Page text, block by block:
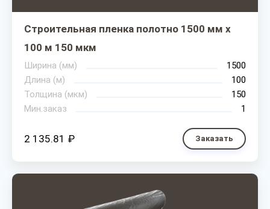
Строительная пленка полотно 1500 мм х
100 м 150 мкм
Ширина (мм)
1500
Длина (м)
100
Толщина (мкм)
150
Мин.заказ
1
2 135.81 ₽ Заказать